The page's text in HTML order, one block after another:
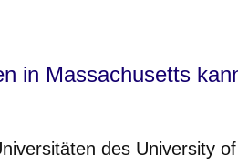
in Massachusetts
des University